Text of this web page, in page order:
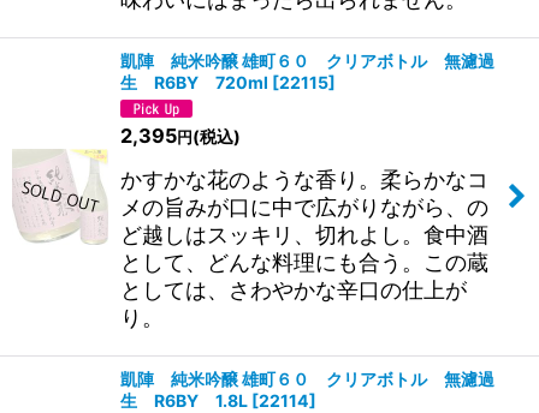
凱陣 純米吟醸 雄町６０ クリアボトル 無濾過
生 R6BY 720ml [22115]
2,395円 (税込)
かすかな花のような香り。柔らかなコ
メの旨みが口に中で広がりながら、の
ど越しはスッキリ、切れよし。食中酒
として、どんな料理にも合う。この蔵
としては、さわやかな辛口の仕上が
り。
凱陣 純米吟醸 雄町６０ クリアボトル 無濾過
生 R6BY 1.8L [22114]